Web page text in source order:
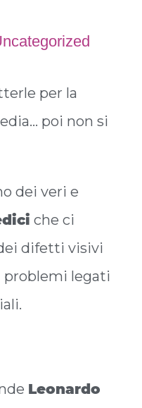
per la
poi non si
dei veri e
che ci
difetti visivi
problemi legati
Leonardo